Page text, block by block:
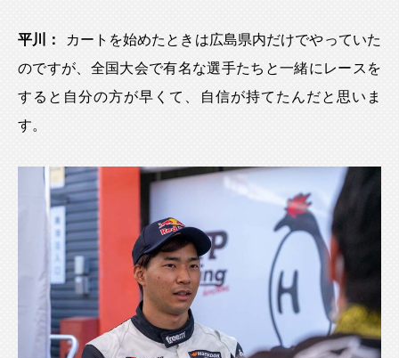
平川：
カートを始めたときは広島県内だけでやっていた
のですが、全国大会で有名な選手たちと一緒にレースを
すると自分の方が早くて、自信が持てたんだと思いま
す。